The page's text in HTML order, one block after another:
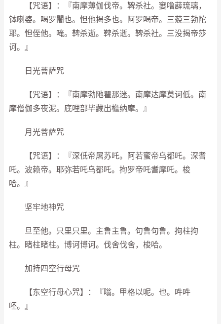
【咒语】：『南摩薄伽伐帝。鞞杀社。窭噜薜琉璃，
钵喇婆。喝罗闍也。怛他揭多也。阿罗喝帝。三藐三勃陀
耶。怛侄他。唵。鞞杀逝。鞞杀逝。鞞杀社。三没揭帝莎
诃。』
日光菩萨咒
【咒语】：『南摩勃阤瞿那迷。南摩达摩莫诃低。南
摩僧伽多夜泥。底哩部毕藏出檐纳摩。』
月光菩萨咒
【咒语】：『深低帝屠苏吒。阿若蜜帝乌都吒。深耆
吒。波赖帝。耶弥若吒乌都吒。拘罗帝吒耆摩吒。梭
哈。』
坚牢地神咒
旦至他。只里只里。主鲁主鲁。句鲁句鲁。拘柱拘
柱。睹柱睹柱。博诃博诃。伐舍伐舍，梭哈。
加持四空行母咒
【东空行母心咒】：『嗡。甲格以呢。也。吽吽
呸。』